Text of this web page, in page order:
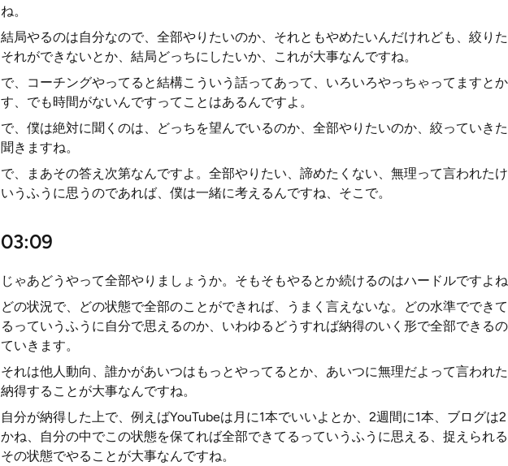
ね。
結局やるのは自分なので、全部やりたいのか、それともやめたいんだけれども、絞り
それができないとか、結局どっちにしたいか、これが大事なんですね。
で、コーチングやってると結構こういう話ってあって、いろいろやっちゃってますと
す、でも時間がないんですってことはあるんですよ。
で、僕は絶対に聞くのは、どっちを望んでいるのか、全部やりたいのか、絞っていき
聞きますね。
で、まあその答え次第なんですよ。全部やりたい、諦めたくない、無理って言われた
いうふうに思うのであれば、僕は一緒に考えるんですね、そこで。
03:09
じゃあどうやって全部やりましょうか。そもそもやるとか続けるのはハードルですよね
どの状況で、どの状態で全部のことができれば、うまく言えないな。どの水準ででき
るっていうふうに自分で思えるのか、いわゆるどうすれば納得のいく形で全部できる
ていきます。
それは他人動向、誰かがあいつはもっとやってるとか、あいつに無理だよって言われ
納得することが大事なんですね。
自分が納得した上で、例えばYouTubeは月に1本でいいよとか、2週間に1本、ブログは
かね、自分の中でこの状態を保てれば全部できてるっていうふうに思える、捉えられる
その状態でやることが大事なんですね。